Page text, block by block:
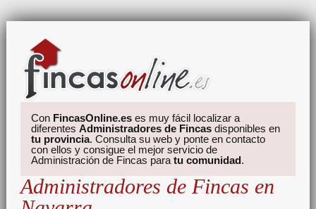
Con FincasOnline.es es muy fácil localizar a
diferentesAdministradores de Fincas disponibles en
tu provincia. Consulta su web y ponte en contacto
con ellos y consigue el mejor servicio de
Administración de Fincas paratu comunidad.
Administradores de Fincas en